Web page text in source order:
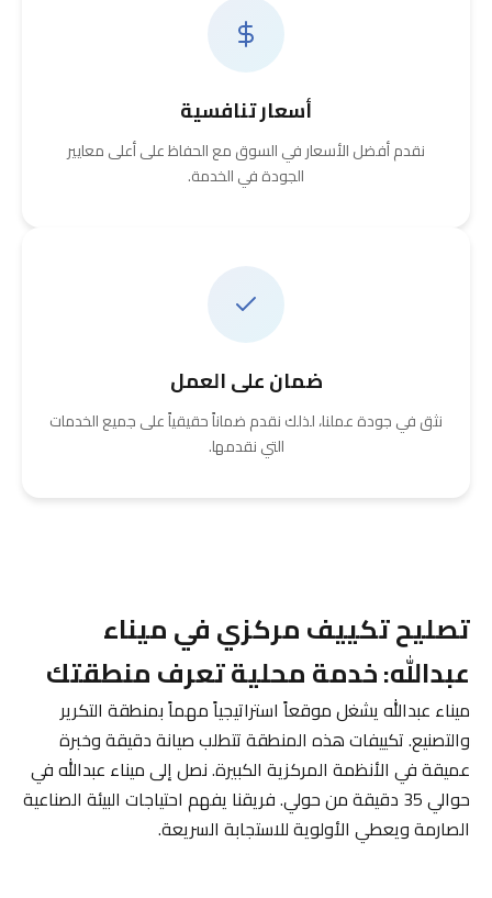
أسعار تنافسية
نقدم أفضل الأسعار في السوق مع الحفاظ على أعلى معايير
الجودة في الخدمة.
ضمان على العمل
نثق في جودة عملنا، لذلك نقدم ضماناً حقيقياً على جميع الخدمات
التي نقدمها.
تصليح تكييف مركزي في ميناء
عبدالله: خدمة محلية تعرف منطقتك
ميناء عبدالله يشغل موقعاً استراتيجياً مهماً بمنطقة التكرير
والتصنيع. تكييفات هذه المنطقة تتطلب صيانة دقيقة وخبرة
عميقة في الأنظمة المركزية الكبيرة. نصل إلى ميناء عبدالله في
حوالي 35 دقيقة من حولي. فريقنا يفهم احتياجات البيئة الصناعية
الصارمة ويعطي الأولوية للاستجابة السريعة.